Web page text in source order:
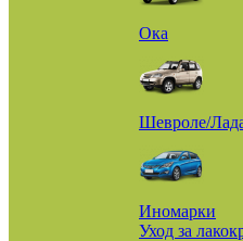
Ока
Шевроле/
Иномарки
Уход за